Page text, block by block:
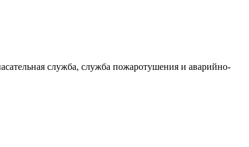
служба, служба пожаротушения и аварийно-